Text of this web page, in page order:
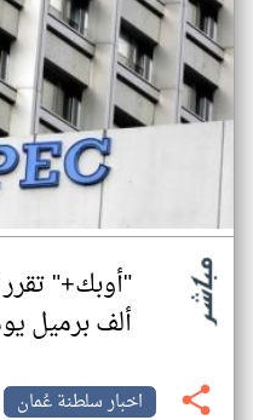
ألف برميل
اخبار سلطنة عُمان